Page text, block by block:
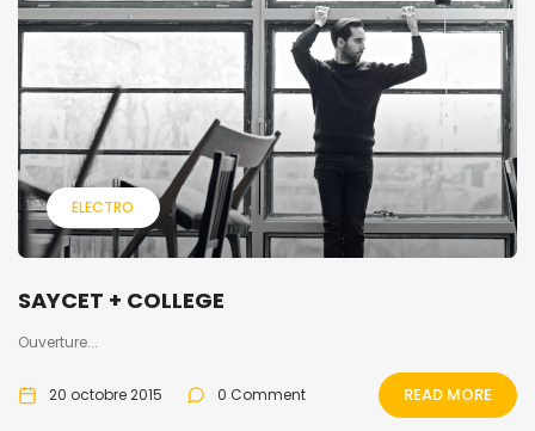
ELECTRO
SAYCET + COLLEGE
Ouverture...
20 octobre 2015 0 Comment READ MORE